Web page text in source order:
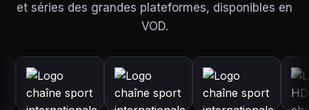
et séries des grandes plateformes, disponibles en
VOD.